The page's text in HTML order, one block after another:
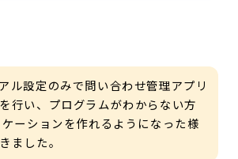
ル設定のみで問い合わせ管理アプリ
行い、プログラムがわからない方
ーションを作れるようになった様
ました。